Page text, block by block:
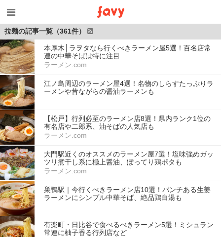
拉麺の記事一覧（361件）
本厚木│ラヲタなら行くべきラーメン屋5選！百名店常
連の中華そばは特に注目
ラーメン.com
江ノ島周辺のラーメン屋4選！名物のしらすたっぷりラ
ーメンや昔ながらの醤油ラーメンも
【松戸】行列必至のラーメン店8選！県内ランク1位の
有名店や二郎系、油そばの人気店も
ラーメン.com
大門駅近くのオススメのラーメン屋7選！塩味強めガッ
ツリ煮干し系に極上醤油、ぽってり鶏ポタも
ラーメン.com
巣鴨駅｜今行くべきラーメン店10選！パンチある生姜
ラーメンにシンプル中華そば、絶品鶏白湯も
有楽町・日比谷で食べるべきラーメン5選！ミシュラン
常連に柚子香る行列店など